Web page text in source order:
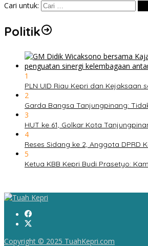
Cari untuk:
Politik
1
PLN UID Riau Kepri dan Kejaksaan
2
Garda Bangsa Tanjungpinang:
3
HUT ke 61, Golkar Kota
4
Reses Sidang ke 2, Anggota DPRD
5
Ketua KBB Kepri Budi Prasetyo:
Copyright © 2025 TuahKepri.com